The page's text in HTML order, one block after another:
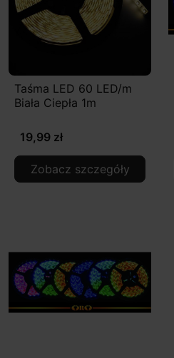
Taśma LED 60 LED/m
Biała Ciepła 1m
19,99 zł
Zobacz szczegóły